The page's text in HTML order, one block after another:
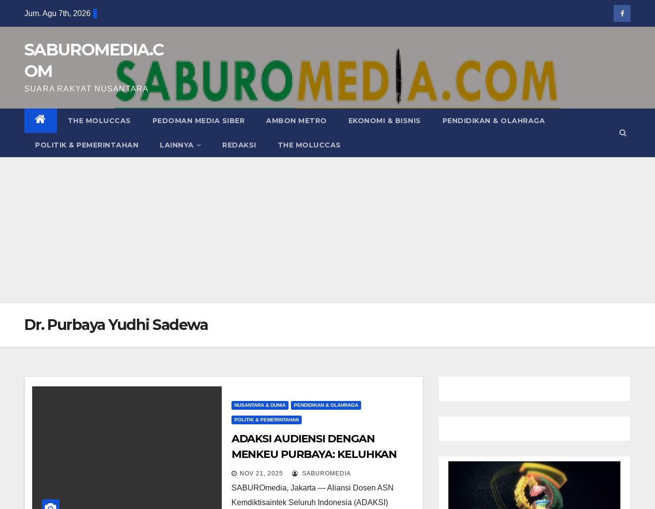
Jum. Agu 7th, 2026
SABUROMEDIA.C
OM
SUARA RAKYAT NUSANTARA
THE MOLUCCAS PEDOMAN MEDIA SIBER AMBON METRO EKONOMI & BISNIS PENDIDIKAN & OLAHRAGA
POLITIK & PEMERINTAHAN LAINNYA REDAKSI THE MOLUCCAS
Dr. Purbaya Yudhi Sadewa
NUSANTARA & DUNIA PENDIDIKAN & OLAHRAGA
POLITIK & PEMERINTAHAN
ADAKSI AUDIENSI DENGAN
MENKEU PURBAYA: KELUHKAN
HUTANG TUKIN DOSEN 2020–2024
DAN PROBLEMATIKA KEUANGAN
PTN BLU/BH
NOV 21, 2025 SABUROMEDIA
SABUROmedia, Jakarta — Aliansi Dosen ASN
Kemdiktisaintek Seluruh Indonesia (ADAKSI)